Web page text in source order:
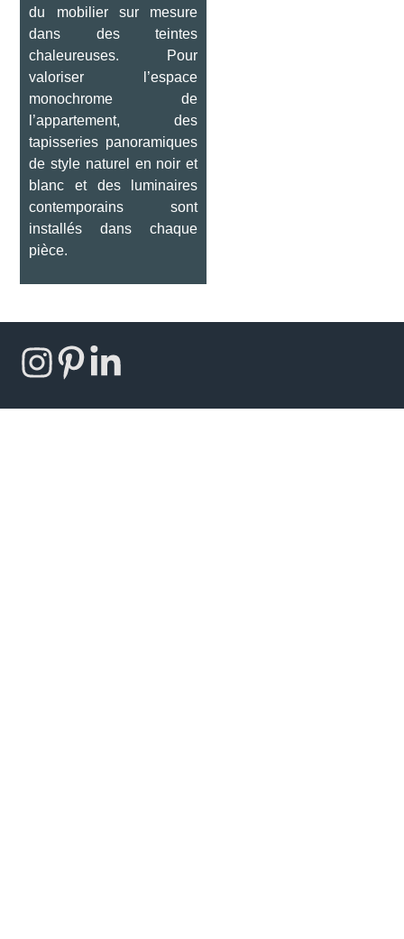
du mobilier sur mesure
dans des teintes
chaleureuses. Pour
valoriser l’espace
monochrome de
l’appartement, des
tapisseries panoramiques
de style naturel en noir et
blanc et des luminaires
contemporains sont
installés dans chaque
pièce.